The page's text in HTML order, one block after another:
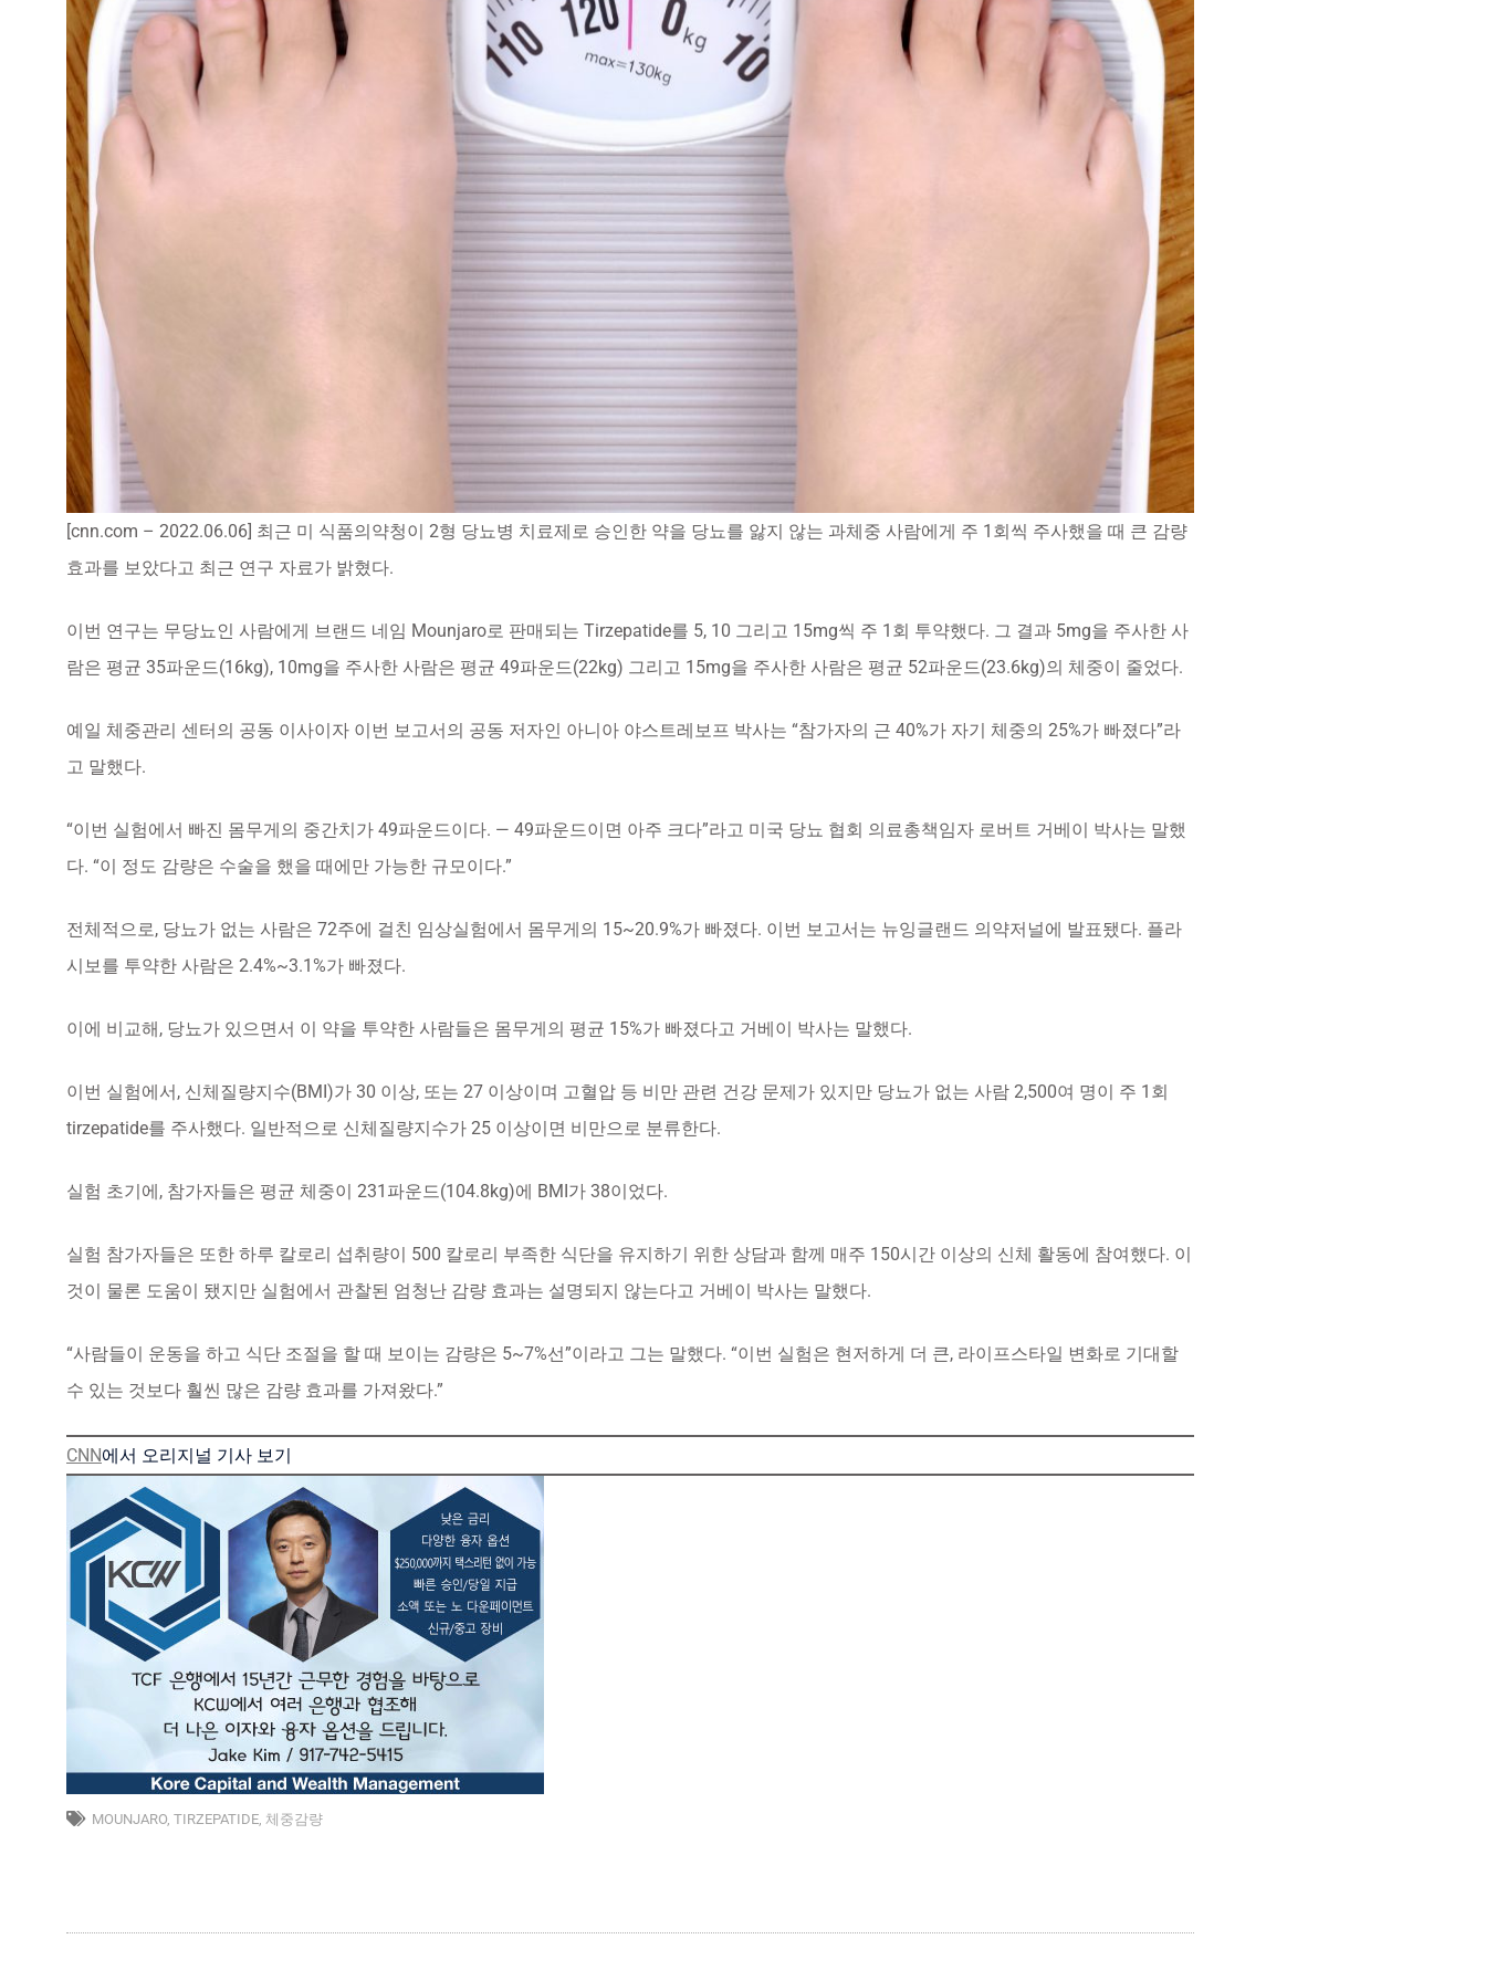
[cnn.com – 2022.06.06] 최근 미 식품의약청이 2형 당뇨병 치료제로 승인한 약을 당뇨를 앓지 않는 과체중 사람에게 주 1회씩 주사했을 때 큰 감량
효과를 보았다고 최근 연구 자료가 밝혔다.
이번 연구는 무당뇨인 사람에게 브랜드 네임 Mounjaro로 판매되는 Tirzepatide를 5, 10 그리고 15mg씩 주 1회 투약했다. 그 결과 5mg을 주사한 사
람은 평균 35파운드(16kg), 10mg을 주사한 사람은 평균 49파운드(22kg) 그리고 15mg을 주사한 사람은 평균 52파운드(23.6kg)의 체중이 줄었다.
예일 체중관리 센터의 공동 이사이자 이번 보고서의 공동 저자인 아니아 야스트레보프 박사는 “참가자의 근 40%가 자기 체중의 25%가 빠졌다”라
고 말했다.
“이번 실험에서 빠진 몸무게의 중간치가 49파운드이다. — 49파운드이면 아주 크다”라고 미국 당뇨 협회 의료총책임자 로버트 거베이 박사는 말했
다. “이 정도 감량은 수술을 했을 때에만 가능한 규모이다.”
전체적으로, 당뇨가 없는 사람은 72주에 걸친 임상실험에서 몸무게의 15~20.9%가 빠졌다. 이번 보고서는 뉴잉글랜드 의약저널에 발표됐다. 플라
시보를 투약한 사람은 2.4%~3.1%가 빠졌다.
이에 비교해, 당뇨가 있으면서 이 약을 투약한 사람들은 몸무게의 평균 15%가 빠졌다고 거베이 박사는 말했다.
이번 실험에서, 신체질량지수(BMI)가 30 이상, 또는 27 이상이며 고혈압 등 비만 관련 건강 문제가 있지만 당뇨가 없는 사람 2,500여 명이 주 1회
tirzepatide를 주사했다. 일반적으로 신체질량지수가 25 이상이면 비만으로 분류한다.
실험 초기에, 참가자들은 평균 체중이 231파운드(104.8kg)에 BMI가 38이었다.
실험 참가자들은 또한 하루 칼로리 섭취량이 500 칼로리 부족한 식단을 유지하기 위한 상담과 함께 매주 150시간 이상의 신체 활동에 참여했다. 이
것이 물론 도움이 됐지만 실험에서 관찰된 엄청난 감량 효과는 설명되지 않는다고 거베이 박사는 말했다.
“사람들이 운동을 하고 식단 조절을 할 때 보이는 감량은 5~7%선”이라고 그는 말했다. “이번 실험은 현저하게 더 큰, 라이프스타일 변화로 기대할
수 있는 것보다 훨씬 많은 감량 효과를 가져왔다.”
CNN에서 오리지널 기사 보기
MOUNJARO TIRZEPATIDE 체중감량